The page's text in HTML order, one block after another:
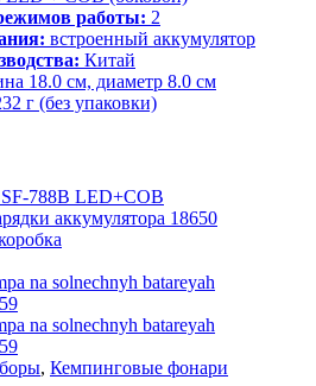
работы: 2
встроенный аккумулятор
Китай
18.0 см, диаметр 8.0 см
г (без упаковки)
788B LED+COB
аккумулятора 18650
, Кемпинговые фонари